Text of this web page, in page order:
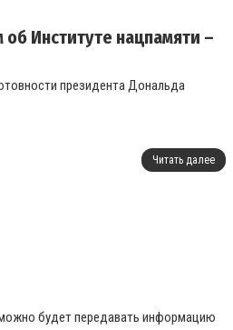
Институте нацпамяти –
президента Дональда
Читать далее
будет передавать информацию